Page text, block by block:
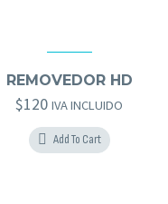
REMOVEDOR HD
$120 IVA INCLUIDO
Add To Cart